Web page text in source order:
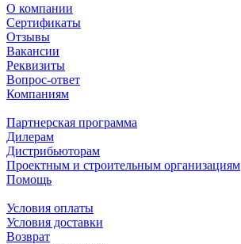
О компании
Сертификаты
Отзывы
Вакансии
Реквизиты
Вопрос-ответ
Компаниям
Партнерская программа
Дилерам
Дистрибьюторам
Проектным и строительным организациям
Помощь
Условия оплаты
Условия доставки
Возврат